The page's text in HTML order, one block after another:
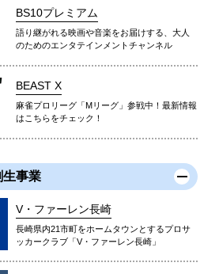
BS10プレミアム
語り継がれる映画や音楽をお届けする、大人
のためのエンタテインメントチャンネル
BEAST X
麻雀プロリーグ「Mリーグ」参戦中！最新情報
はこちらをチェック！
生事業
V・ファーレン長崎
長崎県内21市町をホームタウンとするプロサ
ッカークラブ「V・ファーレン長崎」